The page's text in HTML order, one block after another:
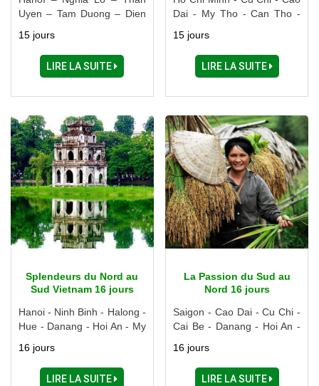
Dai - My Tho - Can Tho -
Danang - Hoi An - Hue -
Hanoi - Halong - Ninh Binh
15 jours
LIRE LA SUITE
Uyen – Tam Duong – Dien
Chau – Ninh Binh
15 jours
LIRE LA SUITE
La Passion du Sud au
Nord 16 jours
Saigon - Cao Dai - Cu Chi -
Cai Be - Danang - Hoi An -
Chau - Ninh Binh - Halong
16 jours
LIRE LA SUITE
Splendeurs du Nord au
Sud Vietnam 16 jours
Hanoi - Ninh Binh - Halong -
Hue - Danang - Hoi An - My
Ho Chi Minh Ville - Delta du
Mékong - Cu Chi - Cao Dai
16 jours
LIRE LA SUITE